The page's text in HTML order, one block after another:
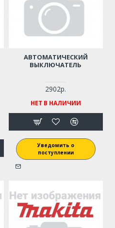
АВТОМАТИЧЕСКИЙ
ВЫКЛЮЧАТЕЛЬ
2902р.
НЕТ В НАЛИЧИИ
Уведомить о
поступлении